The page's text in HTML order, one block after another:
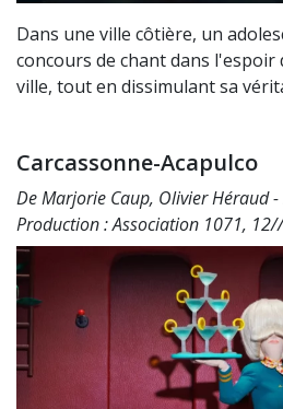
Dans une ville côtière, un
concours de chant dans
ville, tout en dissimulant sa
Carcassonne-Acapulco
De Marjorie Caup, Olivier Héraud
Production : Association 1071,